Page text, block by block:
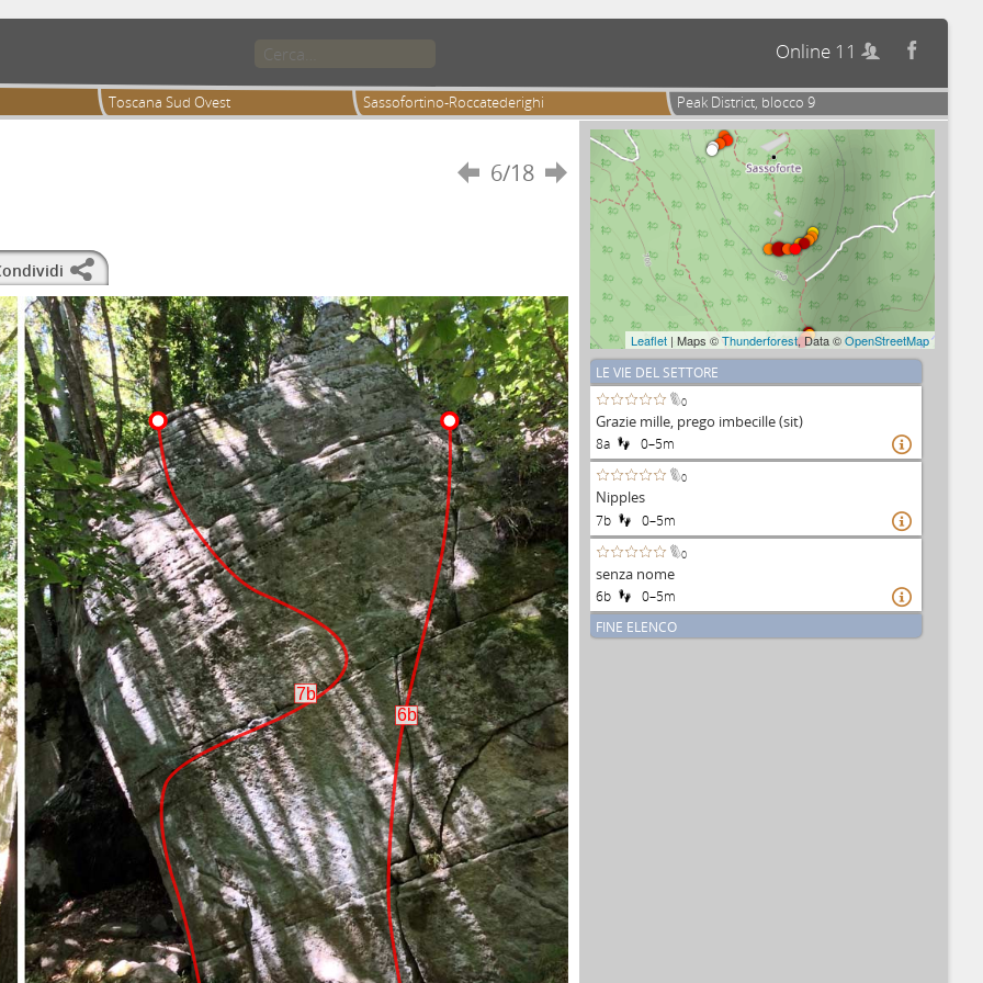
Online 11 
Toscana Sud Ovest Sassofortino-Roccatederighi Peak District, blocco 9
 6/18 
7b
6b
Leaflet | Maps ©Thunderforest, Data ©OpenStreetMap
LE VIE DEL SETTORE
0
Grazie mille, prego imbecille (sit)
8a 0–5m 
0
Nipples
7b 0–5m 
0
senza nome
6b 0–5m 
FINE ELENCO